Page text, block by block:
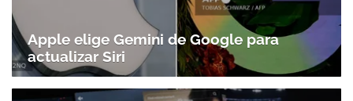
Apple elige Gemini de Google para
actualizar Siri